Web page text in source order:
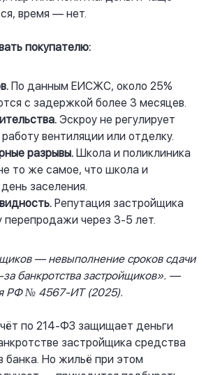
время — нет.
покупателю:
По данным ЕИСЖС, около 25%
с задержкой более 3 месяцев.
Эскроу не регулирует
вентиляции или отделку.
разрывы. Школа и поликлиника
то же самое, что школа и
заселения.
Репутация застройщика
перепродажи через 3-5 лет.
— невыполнение сроков сдачи
за банкротства застройщиков». —
РФ № 4567-ИТ (2025).
по 214-ФЗ защищает деньги
застройщика средства
банка. Но жильё при этом